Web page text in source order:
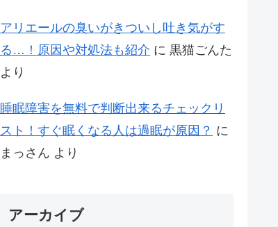
アリエールの臭いがきついし吐き気がす
る…！原因や対処法も紹介 に 黒猫ごんた
より
睡眠障害を無料で判断出来るチェックリ
スト！すぐ眠くなる人は過眠が原因？ に
まっさん より
アーカイブ